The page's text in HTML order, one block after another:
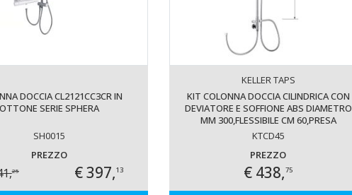
DOCCIA CL2121CC3CR IN
OTTONE SERIE SPHERA
SH0015
PREZZO
25 € 397,13
KELLER TAPS
KIT COLONNA DOCCIA CILINDRICA CON
DEVIATORE E SOFFIONE ABS DIAMETRO
MM 300,FLESSIBILE CM 60,PRESA
ACQUA,FLESSIBILE CM 150 E DOCCETTA
A/30
KTCD45
PREZZO
€ 438,75